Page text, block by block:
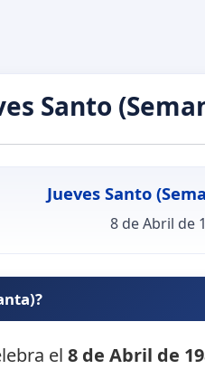
Santo
Jueves Santo
8 de Abril de
el8 de Abril de